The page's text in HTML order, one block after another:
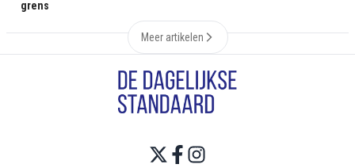
grens
Meer artikelen